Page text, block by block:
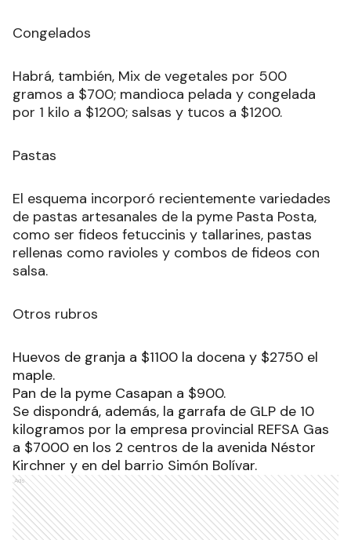
Congelados
Habrá, también, Mix de vegetales por 500
gramos a $700; mandioca pelada y congelada
por 1 kilo a $1200; salsas y tucos a $1200.
Pastas
El esquema incorporó recientemente variedades
de pastas artesanales de la pyme Pasta Posta,
como ser fideos fetuccinis y tallarines, pastas
rellenas como ravioles y combos de fideos con
salsa.
Otros rubros
Huevos de granja a $1100 la docena y $2750 el
maple.
Pan de la pyme Casapan a $900.
Se dispondrá, además, la garrafa de GLP de 10
kilogramos por la empresa provincial REFSA Gas
a $7000 en los 2 centros de la avenida Néstor
Kirchner y en del barrio Simón Bolívar.
Ads